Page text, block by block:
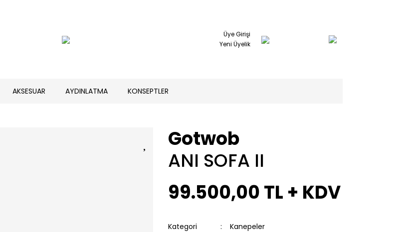
Üye Girişi
Yeni Üyelik
AKSESUAR AYDINLATMA KONSEPTLER
Gotwob
ANI SOFA II
99.500,00 TL + KDV
Kategori
Kanepeler